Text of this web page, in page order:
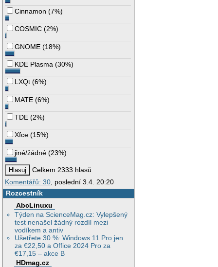
Cinnamon (7%)
COSMIC (2%)
GNOME (18%)
KDE Plasma (30%)
LXQt (6%)
MATE (6%)
TDE (2%)
Xfce (15%)
jiné/žádné (23%)
Celkem 2333 hlasů
Komentářů: 30, poslední 3.4. 20:20
Rozcestník
AbcLinuxu
Týden na ScienceMag.cz: Vylepšený
test nenašel žádný rozdíl mezi
vodíkem a antiv
Ušetřete 30 %: Windows 11 Pro jen
za €22,50 a Office 2024 Pro za
€17,15 – akce B
HDmag.cz